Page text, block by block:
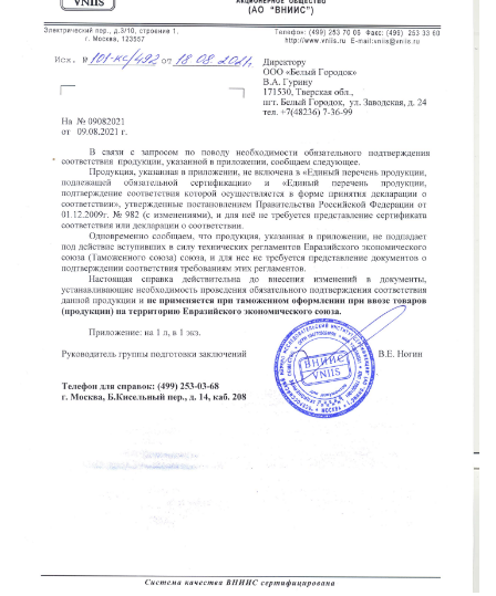
Папки
Сумки на пояс
Рюкзаки городские